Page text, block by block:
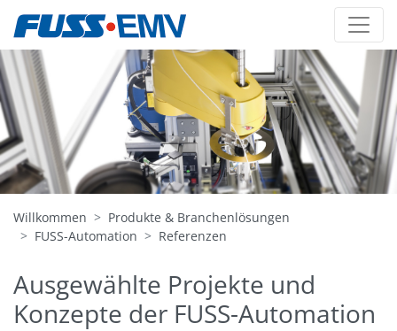
Willkommen
Produkte & Branchenlösungen
FUSS-Automation
Referenzen
Ausgewählte Projekte und
Konzepte der FUSS-Automation